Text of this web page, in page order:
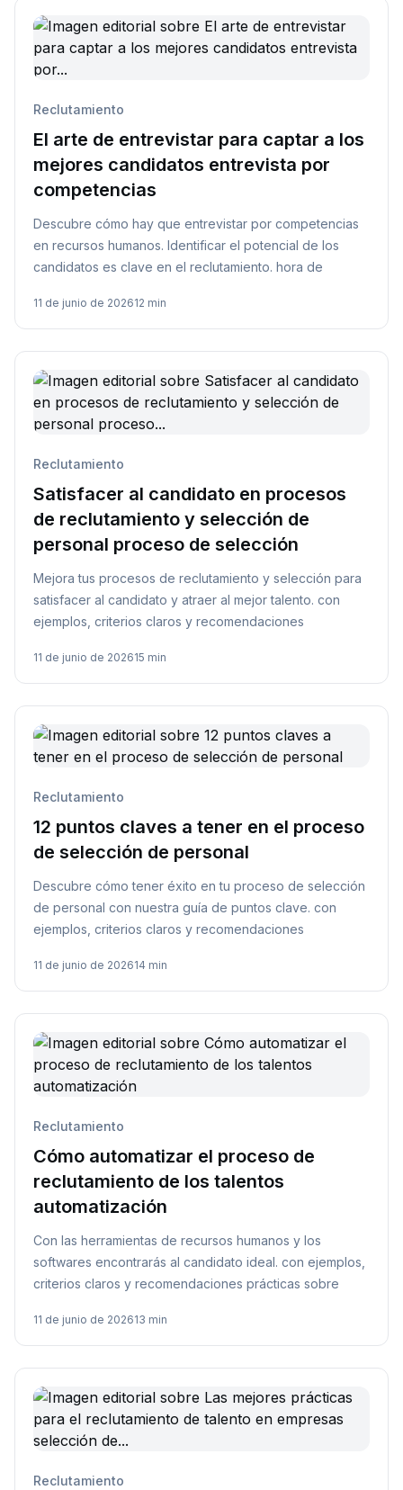
Reclutamiento
El arte de entrevistar para captar a los
mejores candidatos entrevista por
competencias
Descubre cómo hay que entrevistar por competencias
en recursos humanos. Identificar el potencial de los
candidatos es clave en el reclutamiento. hora de
11 de junio de 202612 min
Reclutamiento
Satisfacer al candidato en procesos
de reclutamiento y selección de
personal proceso de selección
Mejora tus procesos de reclutamiento y selección para
satisfacer al candidato y atraer al mejor talento. con
ejemplos, criterios claros y recomendaciones
11 de junio de 202615 min
Reclutamiento
12 puntos claves a tener en el proceso
de selección de personal
Descubre cómo tener éxito en tu proceso de selección
de personal con nuestra guía de puntos clave. con
ejemplos, criterios claros y recomendaciones
11 de junio de 202614 min
Reclutamiento
Cómo automatizar el proceso de
reclutamiento de los talentos
automatización
Con las herramientas de recursos humanos y los
softwares encontrarás al candidato ideal. con ejemplos,
criterios claros y recomendaciones prácticas sobre
11 de junio de 202613 min
Reclutamiento